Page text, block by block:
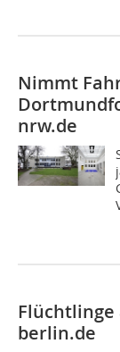
Nimmt
Dortmund
nrw.de
Flüchtlinge
berlin.de